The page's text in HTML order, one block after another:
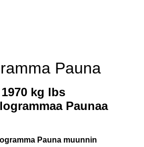
Pauna
1970 kg lbs
Paunaa
Pauna muunnin